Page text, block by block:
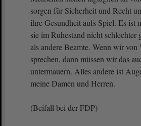
sorgen für Sicherheit und Recht
ihre Gesundheit aufs Spiel. Es ist
sie im Ruhestand nicht schlechter
als andere Beamte. Wenn wir von
sprechen, dann müssen wir das
untermauern. Alles andere ist
meine Damen und Herren.
(Beifall bei der FDP)